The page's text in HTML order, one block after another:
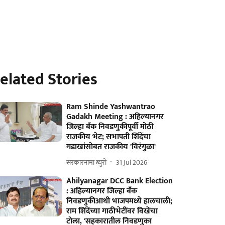
Stories
Ram Shinde Yashwantrao
Gadakh Meeting : अहिल्यानगर
जिल्हा बँक निवडणुकीपूर्वी मोठी
राजकीय भेट; सभापती शिंदेंचा
गडाखांसोबत राजकीय 'विरंगुळा'
सरकारनामा ब्युरो 31 Jul 2026
Ahilyanagar DCC Bank Election
: अहिल्यानगर जिल्हा बँक
निवडणुकीआधी भाजपमध्ये हालचाली;
राम शिंदेंच्या गाठीभेटींवर विखेंचा
टोला, 'सहकारातील निवडणुका